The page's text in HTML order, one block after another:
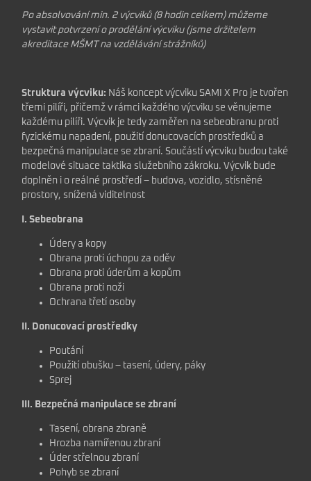
Po absolvování min. 2 výcviků (8 hodin celkem) můžeme
vystavit potvrzení o prodělání výcviku (jsme držitelem
akreditace MŠMT na vzdělávání strážníků)
Struktura výcviku: Náš koncept výcviku SAMI X Pro je tvořen
třemi pilíři, přičemž v rámci každého výcviku se věnujeme
každému pilíři. Výcvik je tedy zaměřen na sebeobranu proti
fyzickému napadení, použití donucovacích prostředků a
bezpečná manipulace se zbraní. Součástí výcviku budou také
modelové situace taktika služebního zákroku. Výcvik bude
doplněn i o reálné prostředí – budova, vozidlo, stísněné
prostory, snížená viditelnost
I. Sebeobrana
Údery a kopy
Obrana proti úchopu za oděv
Obrana proti úderům a kopům
Obrana proti noži
Ochrana třetí osoby
II. Donucovací prostředky
Poutání
Použití obušku – tasení, údery, páky
Sprej
III. Bezpečná manipulace se zbraní
Tasení, obrana zbraně
Hrozba namířenou zbraní
Úder střelnou zbraní
Pohyb se zbraní